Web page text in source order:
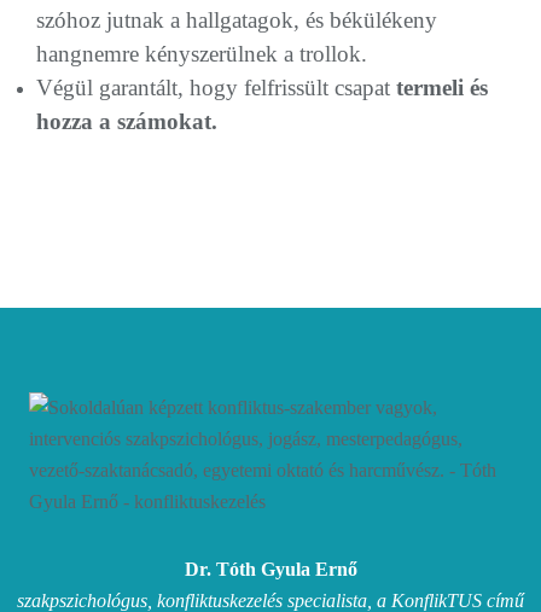
szóhoz jutnak a hallgatagok, és békülékeny
hangnemre kényszerülnek a trollok.
Végül garantált, hogy felfrissült csapat termeli és
hozza a számokat.
Dr. Tóth Gyula Ernő
szakpszichológus, konfliktuskezelés specialista, a KonflikTUS című